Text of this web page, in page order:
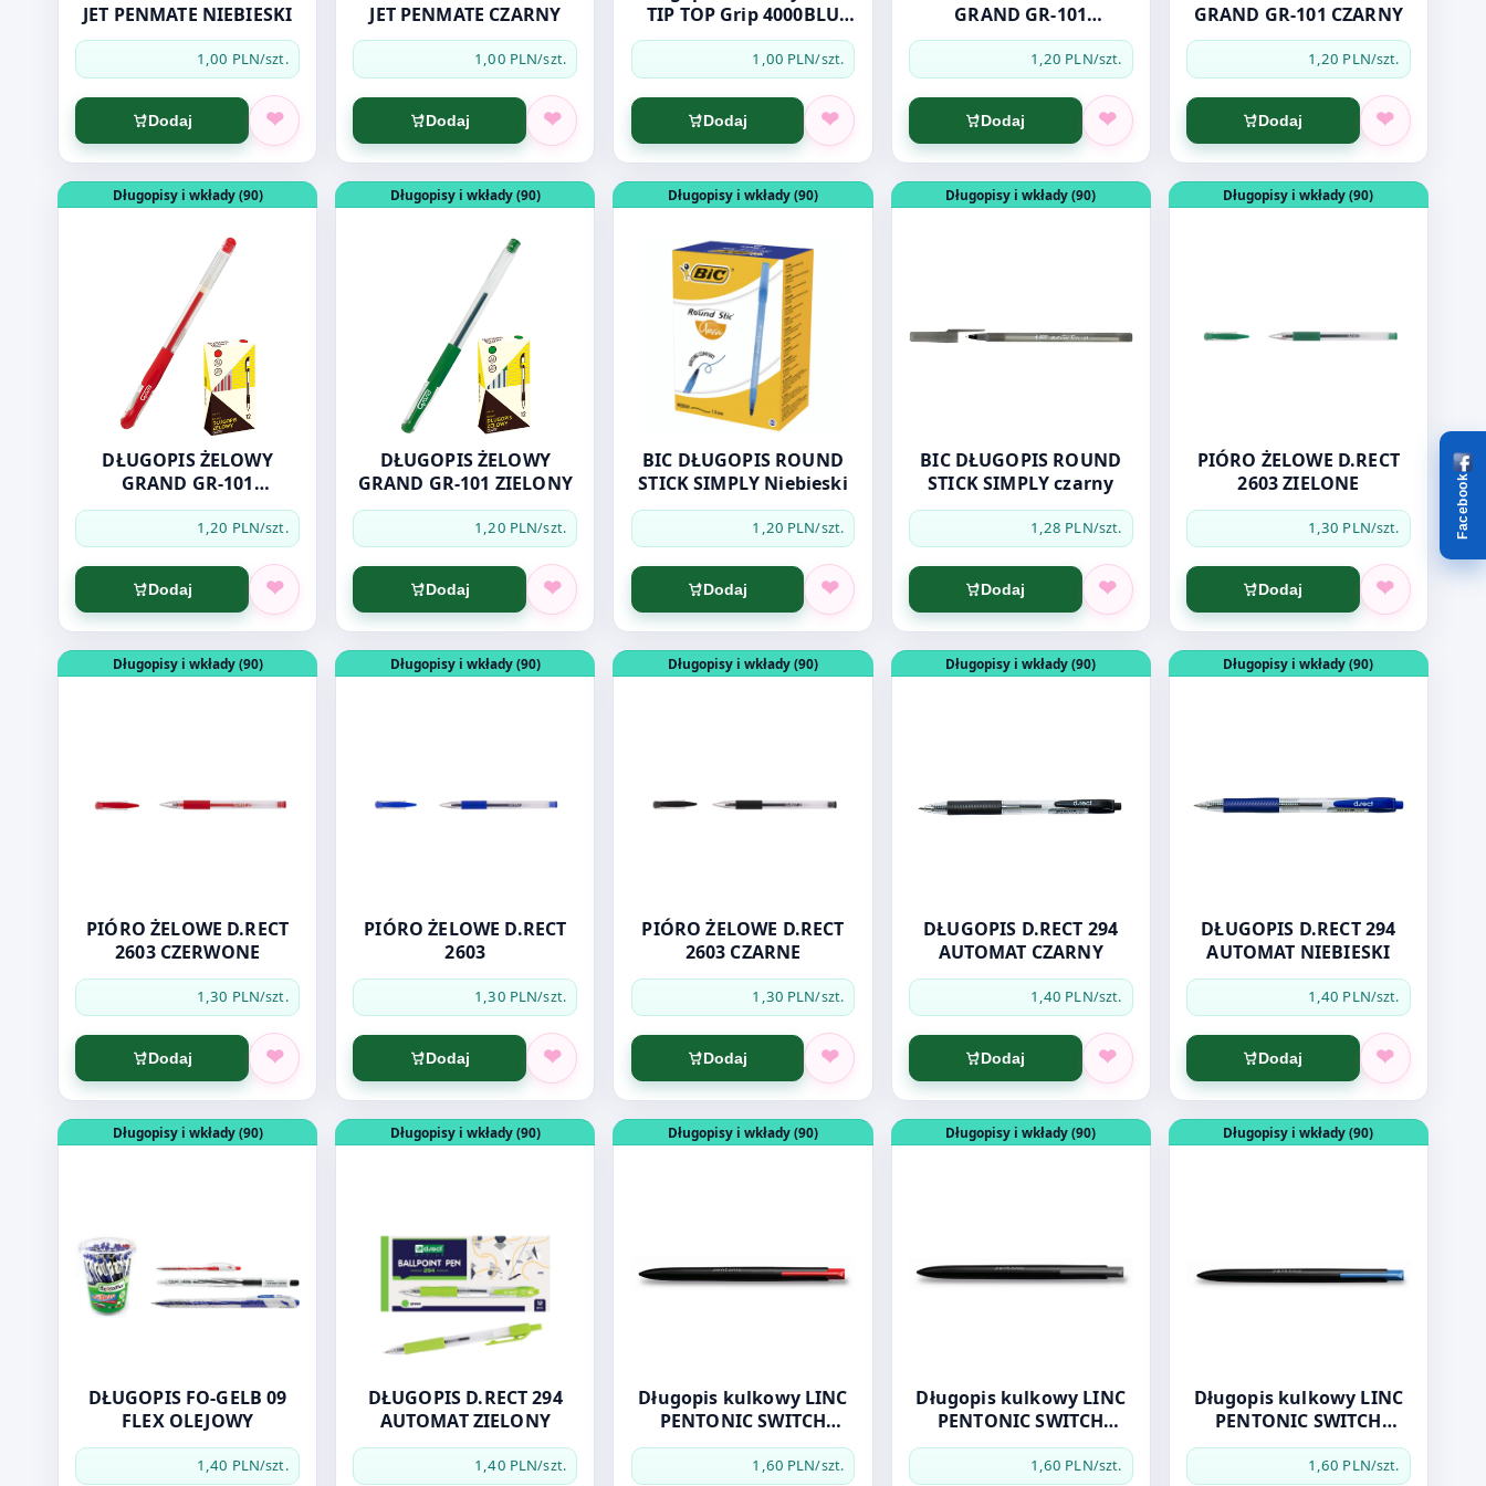
JET PENMATE NIEBIESKI
1,00 PLN/szt.
Dodaj
JET PENMATE CZARNY
1,00 PLN/szt.
Dodaj
TIP TOP Grip 4000BLU
NIEBIES
1,00 PLN/szt.
Dodaj
GRAND GR-101
NIEBIESKI
1,20 PLN/szt.
Dodaj
GRAND GR-101 CZARNY
1,20 PLN/szt.
Dodaj
Otwórz produkt: DŁUGOPIS ŻELOWY GRAND GR-101 CZERWONY
Długopisy i wkłady (90)
DŁUGOPIS ŻELOWY
GRAND GR-101
CZERWONY
1,20 PLN/szt.
Dodaj
Otwórz produkt: DŁUGOPIS ŻELOWY GRAND GR-101 ZIELONY
Długopisy i wkłady (90)
DŁUGOPIS ŻELOWY
GRAND GR-101 ZIELONY
1,20 PLN/szt.
Dodaj
Otwórz produkt: BIC DŁUGOPIS ROUND STICK SIMPLY Niebieski
Długopisy i wkłady (90)
BIC DŁUGOPIS ROUND
STICK SIMPLY Niebieski
1,20 PLN/szt.
Dodaj
Otwórz produkt: BIC DŁUGOPIS ROUND STICK SIMPLY czarny
Długopisy i wkłady (90)
BIC DŁUGOPIS ROUND
STICK SIMPLY czarny
1,28 PLN/szt.
Dodaj
Otwórz produkt: PIÓRO ŻELOWE
Długopisy i wkłady (90)
PIÓRO ŻELOWE D.RECT
2603 ZIELONE
1,30 PLN/szt.
Dodaj
Otwórz produkt: PIÓRO ŻELOWE D.RECT 2603 CZERWONE
Długopisy i wkłady (90)
PIÓRO ŻELOWE D.RECT
2603 CZERWONE
1,30 PLN/szt.
Dodaj
Otwórz produkt: PIÓRO ŻELOWE D.RECT 2603
Długopisy i wkłady (90)
PIÓRO ŻELOWE D.RECT
2603
1,30 PLN/szt.
Dodaj
Otwórz produkt: PIÓRO ŻELOWE D.RECT 2603 CZARNE
Długopisy i wkłady (90)
PIÓRO ŻELOWE D.RECT
2603 CZARNE
1,30 PLN/szt.
Dodaj
Otwórz produkt: DŁUGOPIS D.RECT 294 AUTOMAT CZARNY
Długopisy i wkłady (90)
DŁUGOPIS D.RECT 294
AUTOMAT CZARNY
1,40 PLN/szt.
Dodaj
Otwórz produkt: DŁUGOPIS D.RECT
Długopisy i wkłady (90)
DŁUGOPIS D.RECT 294
AUTOMAT NIEBIESKI
1,40 PLN/szt.
Dodaj
Otwórz produkt: DŁUGOPIS FO-GELB 09 FLEX OLEJOWY
Długopisy i wkłady (90)
DŁUGOPIS FO-GELB 09
FLEX OLEJOWY
1,40 PLN/szt.
Otwórz produkt: DŁUGOPIS D.RECT 294 AUTOMAT ZIELONY
Długopisy i wkłady (90)
DŁUGOPIS D.RECT 294
AUTOMAT ZIELONY
1,40 PLN/szt.
Otwórz produkt: Długopis kulkowy LINC PENTONIC SWITCH czerwony
Długopisy i wkłady (90)
Długopis kulkowy LINC
PENTONIC SWITCH
czerwony
1,60 PLN/szt.
Otwórz produkt: Długopis kulkowy LINC PENTONIC SWITCH czarny
Długopisy i wkłady (90)
Długopis kulkowy LINC
PENTONIC SWITCH
czarny
1,60 PLN/szt.
Otwórz produkt: Długopis kulkowy
Długopisy i wkłady (90)
Długopis kulkowy LINC
PENTONIC SWITCH
niebieski
1,60 PLN/szt.
Facebook